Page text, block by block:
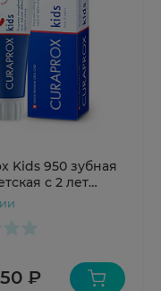
Kids 950 зубная
с 2 лет
₽